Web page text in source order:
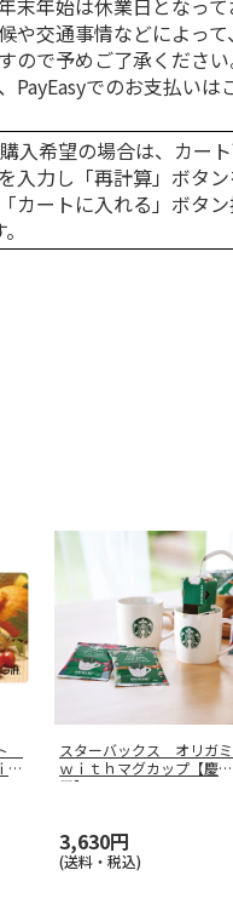
末年始は休業日となって
や交通事情などによっ
ので予めご了承くださ
PayEasyでのお支払いは
入希望の場合は、カー
入力し「再計算」ボタ
カートに入れる」ボタ
ｆ
スターバックス オリガミ
ｗｉｔｈマグカップ【慶事
用】
3,630円
(送料・税込)